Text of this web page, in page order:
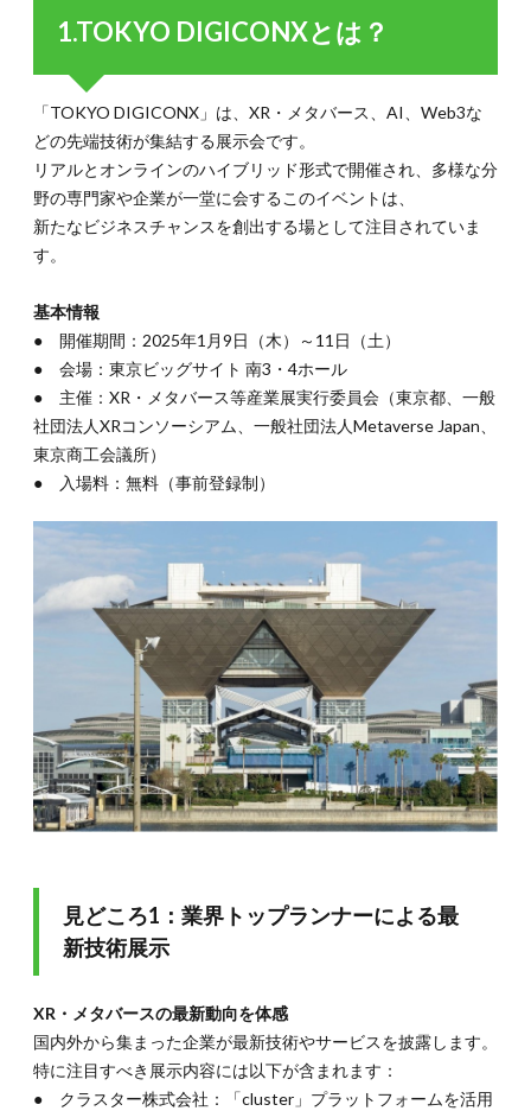
1.1.
見どこ
業界ト
ップラ
による
最新技
術展示
ろ2：
多彩な
セミナ
ーとピ
ッチイ
1.3.
見どこ
ろ3：
展者一
1.4.
見どこ
ろ4：
リアル
のハイ
ブリッ
ド形式
2.
TOKYO
ト
3.
まと
DIGICONX
は未来へ
の扉
1.TOKYO DIGICONXとは？
「TOKYO DIGICONX」は、XR・メタバース、AI、Web3な
どの先端技術が集結する展示会です。
リアルとオンラインのハイブリッド形式で開催され、多様な分
野の専門家や企業が一堂に会するこのイベントは、
新たなビジネスチャンスを創出する場として注目されていま
す。
基本情報
● 開催期間：2025年1月9日（木）～11日（土）
● 会場：東京ビッグサイト 南3・4ホール
● 主催：XR・メタバース等産業展実行委員会（東京都、一般
社団法人XRコンソーシアム、一般社団法人Metaverse Japan、
東京商工会議所）
● 入場料：無料（事前登録制）
見どころ1：業界トップランナーによる最
新技術展示
XR・メタバースの最新動向を体感
国内外から集まった企業が最新技術やサービスを披露します。
特に注目すべき展示内容には以下が含まれます：
● クラスター株式会社：「cluster」プラットフォームを活用